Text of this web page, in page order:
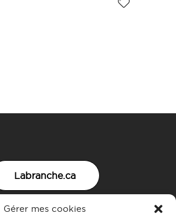
Gérer mes cookies
Labranche.ca